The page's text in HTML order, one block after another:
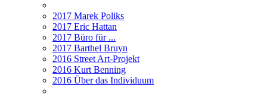
2017 Marek Poliks
2017 Eric Hattan
2017 Büro für ...
2017 Barthel Bruyn
2016 Street Art-Projekt
2016 Kurt Benning
2016 Über das Individuum